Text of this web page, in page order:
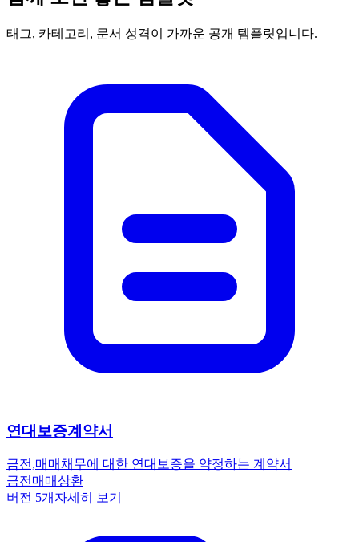
태그, 카테고리, 문서 성격이 가까운 공개 템플릿입니다.
연대보증계약서
금전,매매 채무에 대한 연대보증을 약정하는 계약서
금전 매매상환
버전 5개 자세히 보기